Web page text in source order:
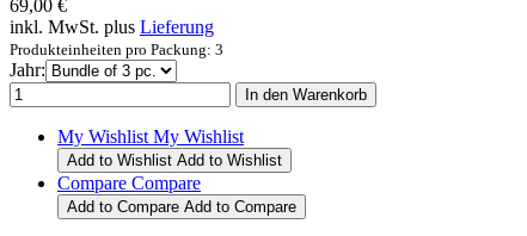
69,00 €
inkl. MwSt. plus Lieferung
Produkteinheiten pro Packung: 3
Jahr:
My Wishlist My Wishlist
Add to Wishlist Add to Wishlist
Compare Compare
Add to Compare Add to Compare